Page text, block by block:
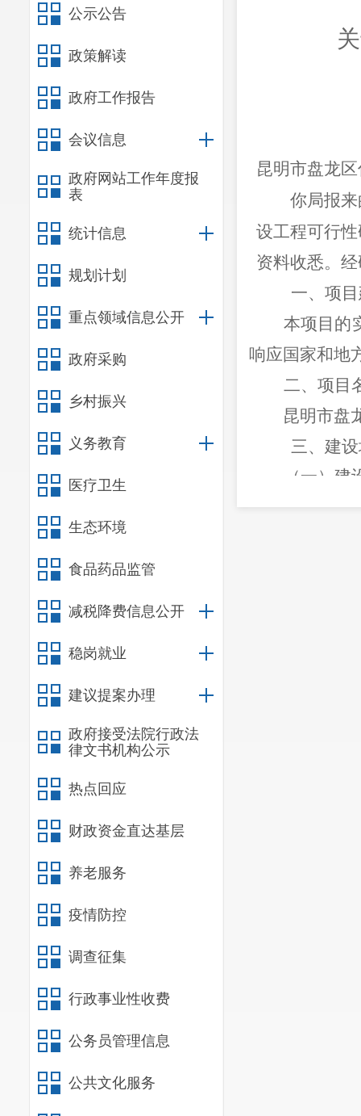
公示公告
政策解读
政府工作报告
会议信息
政府网站工作年度报
表
统计信息
规划计划
重点领域信息公开
政府采购
乡村振兴
义务教育
医疗卫生
生态环境
食品药品监管
减税降费信息公开
稳岗就业
建议提案办理
政府接受法院行政法
律文书机构公示
热点回应
财政资金直达基层
养老服务
疫情防控
调查征集
行政事业性收费
公务员管理信息
公共文化服务
昆明市盘龙
你局报
设工程可行
资料收悉。
一、项
本项目的
响应国家和地
二、项目
昆明市盘
三、 建
（一）建
项目位于